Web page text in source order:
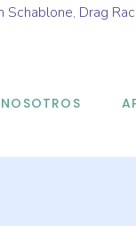
Schablone, Drag
NOSOTROS